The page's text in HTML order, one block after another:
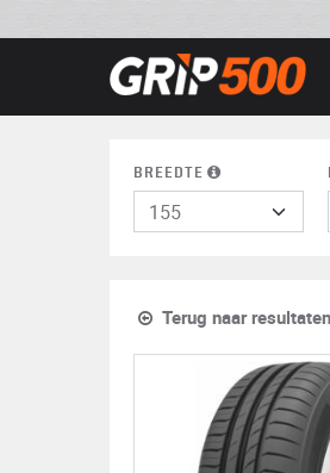
BREEDTE
Terug naar resultaten